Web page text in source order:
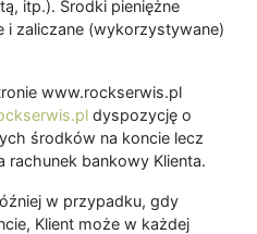
itp.). Środki pieniężne
i zaliczane (wykorzystywane)
www.rockserwis.pl
dyspozycję o
środków na koncie lecz
bankowy Klienta.
w przypadku, gdy
Klient może w każdej